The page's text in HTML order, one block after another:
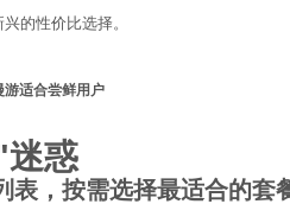
的性价比选择。
游适合尝鲜用户
惑
表，按需选择最适合的套